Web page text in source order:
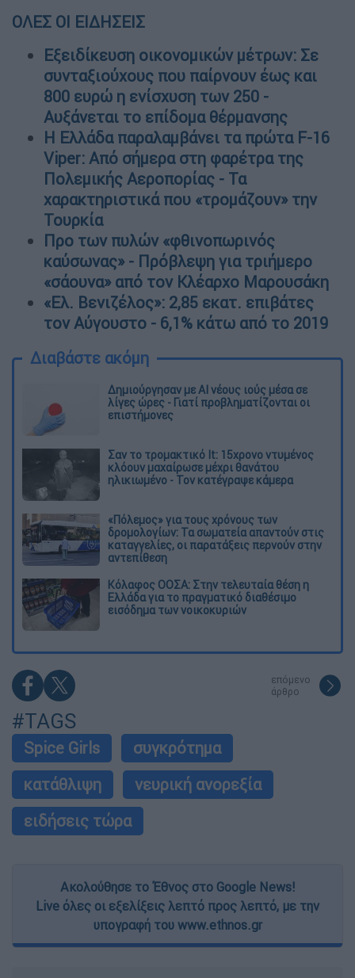
ΟΛΕΣ ΟΙ ΕΙΔΗΣΕΙΣ
Εξειδίκευση οικονομικών μέτρων: Σε
συνταξιούχους που παίρνουν έως και
800 ευρώ η ενίσχυση των 250 -
Αυξάνεται το επίδομα θέρμανσης
Η Ελλάδα παραλαμβάνει τα πρώτα F-16
Viper: Από σήμερα στη φαρέτρα της
Πολεμικής Αεροπορίας - Τα
χαρακτηριστικά που «τρομάζουν» την
Τουρκία
Προ των πυλών «φθινοπωρινός
καύσωνας» - Πρόβλεψη για τριήμερο
«σάουνα» από τον Κλέαρχο Μαρουσάκη
«Ελ. Βενιζέλος»: 2,85 εκατ. επιβάτες
τον Αύγουστο - 6,1% κάτω από το 2019
Διαβάστε ακόμη
Δημιούργησαν με AI νέους ιούς μέσα σε
λίγες ώρες - Γιατί προβληματίζονται οι
επιστήμονες
Σαν το τρομακτικό It: 15χρονο ντυμένος
κλόουν μαχαίρωσε μέχρι θανάτου
ηλικιωμένο - Τον κατέγραψε κάμερα
«Πόλεμος» για τους χρόνους των
δρομολογίων: Τα σωματεία απαντούν στις
καταγγελίες, οι παρατάξεις περνούν στην
αντεπίθεση
Κόλαφος ΟΟΣΑ: Στην τελευταία θέση η
Ελλάδα για το πραγματικό διαθέσιμο
εισόδημα των νοικοκυριών
επόμενο
άρθρο
#TAGS
Spice Girls
συγκρότημα
κατάθλιψη
νευρική ανορεξία
ειδήσεις τώρα
Ακολούθησε το Έθνος στο Google News!
Live όλες οι εξελίξεις λεπτό προς λεπτό, με την
υπογραφή του www.ethnos.gr